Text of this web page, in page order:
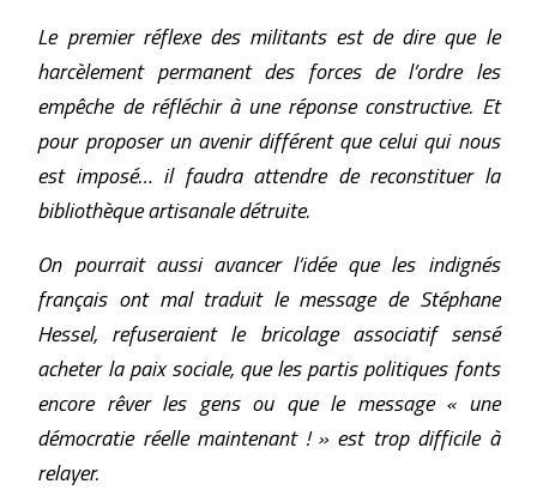
Le premier réflexe des militants est de dire que le
harcèlement permanent des forces de l’ordre les
empêche de réfléchir à une réponse constructive. Et
pour proposer un avenir différent que celui qui nous
est imposé… il faudra attendre de reconstituer la
bibliothèque artisanale détruite.
On pourrait aussi avancer l’idée que les indignés
français ont mal traduit le message de Stéphane
Hessel, refuseraient le bricolage associatif sensé
acheter la paix sociale, que les partis politiques fonts
encore rêver les gens ou que le message « une
démocratie réelle maintenant ! » est trop difficile à
relayer.